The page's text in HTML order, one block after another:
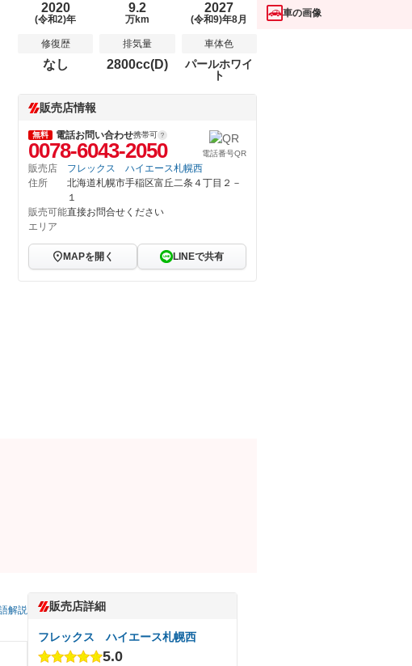
2020
(令和2)年
9.2
万km
2027
(令和9)年8月
修復歴
なし
排気量
2800cc(D)
車体色
パールホワイ
ト
販売店情報
無料 電話お問い合わせ携帯可
0078-6043-2050 電話番号QR
販売店
フレックス ハイエース札幌西
住所
北海道札幌市手稲区富丘二条４丁目２－
１
販売可能
エリア
直接お問合せください
MAPを開く LINEで共有
解説 販売店詳細
フレックス ハイエース札幌西
5.0
車の画像